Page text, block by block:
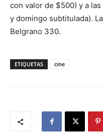
con valor de $500) y a
y domingo subtitulada).
Belgrano 330.
ETIQUETAS cine